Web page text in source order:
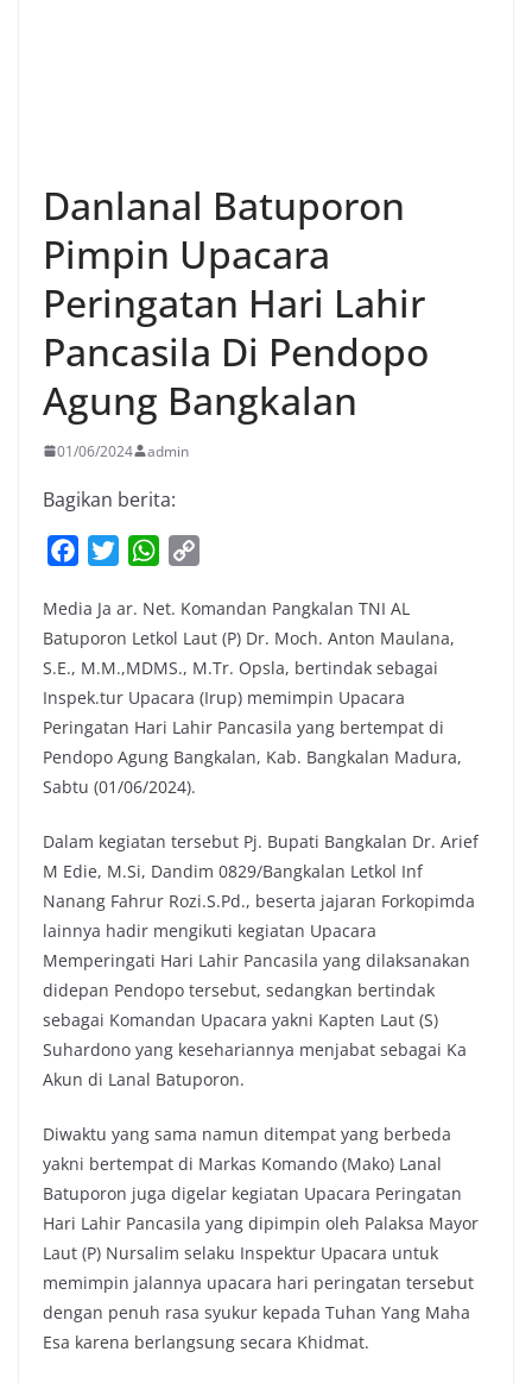
Danlanal Batuporon
Pimpin Upacara
Peringatan Hari Lahir
Pancasila Di Pendopo
Agung Bangkalan
01/06/2024 admin
Bagikan berita:
c
e
b
o
o
k
i
t
t
e
r
W
a
t
s
A
p
p
p
y
L
i
n
k
Media Ja ar. Net. Komandan Pangkalan TNI AL
Batuporon Letkol Laut (P) Dr. Moch. Anton Maulana,
S.E., M.M.,MDMS., M.Tr. Opsla, bertindak sebagai
Inspek.tur Upacara (Irup) memimpin Upacara
Peringatan Hari Lahir Pancasila yang bertempat di
Pendopo Agung Bangkalan, Kab. Bangkalan Madura,
Sabtu (01/06/2024).
Dalam kegiatan tersebut Pj. Bupati Bangkalan Dr. Arief
M Edie, M.Si, Dandim 0829/Bangkalan Letkol Inf
Nanang Fahrur Rozi.S.Pd., beserta jajaran Forkopimda
lainnya hadir mengikuti kegiatan Upacara
Memperingati Hari Lahir Pancasila yang dilaksanakan
didepan Pendopo tersebut, sedangkan bertindak
sebagai Komandan Upacara yakni Kapten Laut (S)
Suhardono yang kesehariannya menjabat sebagai Ka
Akun di Lanal Batuporon.
Diwaktu yang sama namun ditempat yang berbeda
yakni bertempat di Markas Komando (Mako) Lanal
Batuporon juga digelar kegiatan Upacara Peringatan
Hari Lahir Pancasila yang dipimpin oleh Palaksa Mayor
Laut (P) Nursalim selaku Inspektur Upacara untuk
memimpin jalannya upacara hari peringatan tersebut
dengan penuh rasa syukur kepada Tuhan Yang Maha
Esa karena berlangsung secara Khidmat.